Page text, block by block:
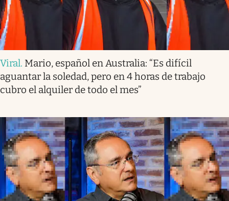
Viral. Mario, español en Australia: “Es difícil
aguantar la soledad, pero en 4 horas de trabajo
cubro el alquiler de todo el mes”